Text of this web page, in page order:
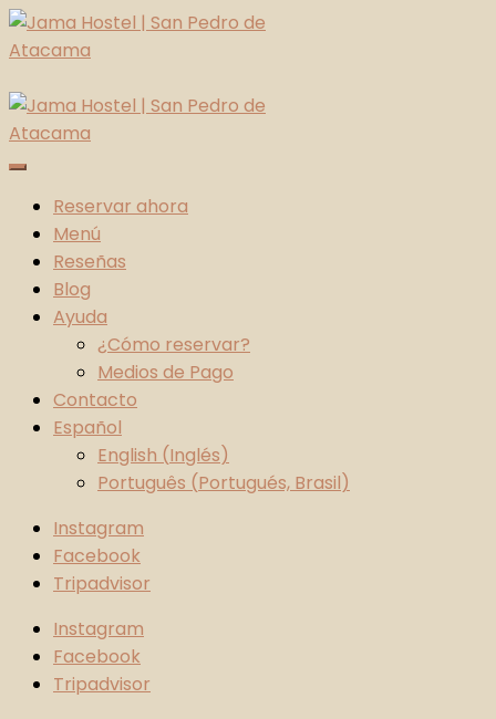
Skip
to
Jama Hostel | San Pedro de Atacama
Atacama Desert
Reservar ahora
Menú
Reseñas
Blog
Ayuda
¿Cómo reservar?
Medios de Pago
Contacto
Español
English (Inglés)
Português (Portugués, Brasil)
Instagram
Facebook
Tripadvisor
Instagram
Facebook
Tripadvisor